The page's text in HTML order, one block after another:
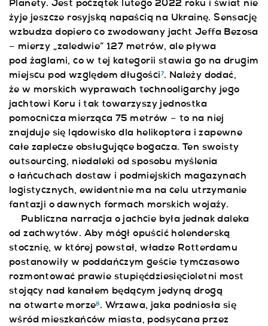
Planety. Jest początek lutego 2022 roku i świat nie
żyje jeszcze rosyjską napaścią na Ukrainę. Sensację
wzbudza dopiero co zwodowany jacht Jeffa Bezosa
– mierzy „zaledwie” 127 metrów, ale pływa
pod żaglami, co w tej kategorii stawia go na drugim
miejscu pod względem długości 7. Należy dodać,
że w morskich wyprawach technooligarchy jego
jachtowi Koru i tak towarzyszy jednostka
pomocnicza mierząca 75 metrów – to na niej
znajduje się lądowisko dla helikoptera i zapewne
całe zaplecze obsługujące bogacza. Ten swoisty
outsourcing, niedaleki od sposobu myślenia
o łańcuchach dostaw i podmiejskich magazynach
logistycznych, ewidentnie ma na celu utrzymanie
fantazji o dawnych formach morskich wojaży.
Publiczna narracja o jachcie była jednak daleka
od zachwytów. Aby mógł opuścić holenderską
stocznię, w której powstał, władze Rotterdamu
postanowiły w poddańczym geście tymczasowo
rozmontować prawie stupięćdziesięcioletni most
stojący nad kanałem będącym jedyną drogą
na otwarte morze8 . Wrzawa, jaka podniosła się
wśród mieszkańców miasta, podsycana przez